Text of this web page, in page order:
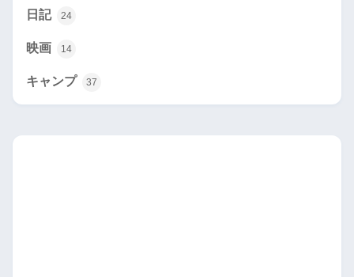
日記 24
映画 14
キャンプ 37